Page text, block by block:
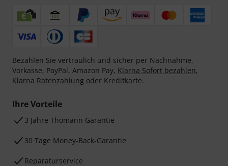
Bezahlen Sie vertraulich und sicher per Nachnahme,
Vorkasse, PayPal, Amazon Pay, Klarna Sofort bezahlen,
Klarna Ratenzahlung oder Kreditkarte.
Ihre Vorteile
3 Jahre Thomann Garantie
30 Tage Money-Back-Garantie
Reparaturservice